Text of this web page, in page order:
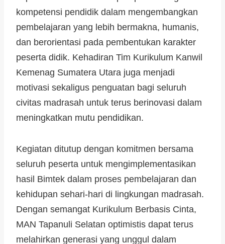
kompetensi pendidik dalam mengembangkan
pembelajaran yang lebih bermakna, humanis,
dan berorientasi pada pembentukan karakter
peserta didik. Kehadiran Tim Kurikulum Kanwil
Kemenag Sumatera Utara juga menjadi
motivasi sekaligus penguatan bagi seluruh
civitas madrasah untuk terus berinovasi dalam
meningkatkan mutu pendidikan.
Kegiatan ditutup dengan komitmen bersama
seluruh peserta untuk mengimplementasikan
hasil Bimtek dalam proses pembelajaran dan
kehidupan sehari-hari di lingkungan madrasah.
Dengan semangat Kurikulum Berbasis Cinta,
MAN Tapanuli Selatan optimistis dapat terus
melahirkan generasi yang unggul dalam